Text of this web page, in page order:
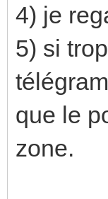
4) je
5) si
que le
zone.